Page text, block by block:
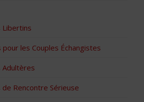
Libertins
pour les Couples Échangistes
Adultères
de Rencontre Sérieuse